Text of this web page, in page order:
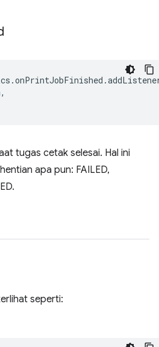
.onPrintJobFinished .
,
tugas cetak selesai. Hal ini
apa pun: FAILED,
seperti: